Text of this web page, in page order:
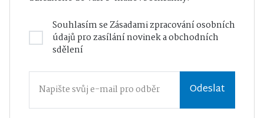
Souhlasím seZásadami zpracování osobních
údajůpro zasílání novinek a obchodních
sdělení
Odeslat